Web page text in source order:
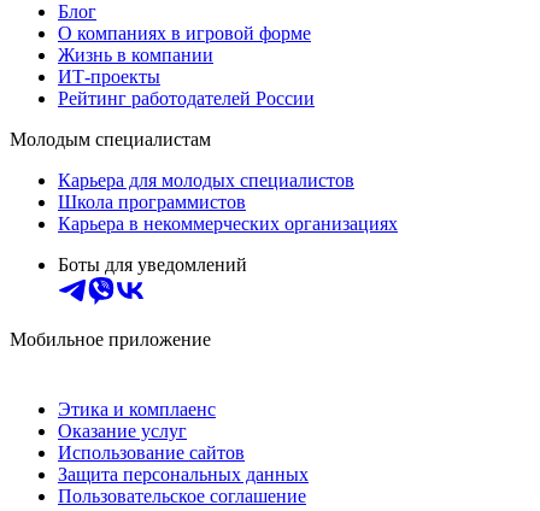
Блог
О компаниях в игровой форме
Жизнь в компании
ИТ-проекты
Рейтинг работодателей России
Молодым специалистам
Карьера для молодых специалистов
Школа программистов
Карьера в некоммерческих организациях
Боты для уведомлений
Мобильное приложение
Этика и комплаенс
Оказание услуг
Использование сайтов
Защита персональных данных
Пользовательское соглашение